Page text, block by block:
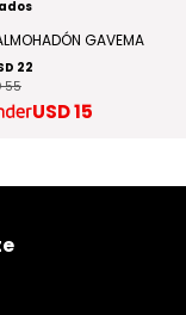
GAVEMA
22
55
USD15